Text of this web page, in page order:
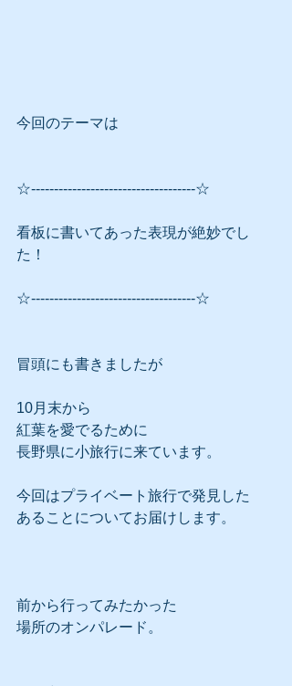
今回のテーマは
☆------------------------------------☆
看板に書いてあった表現が絶妙でし
た！
☆------------------------------------☆
冒頭にも書きましたが
10月末から
紅葉を愛でるために
長野県に小旅行に来ています。
今回はプライベート旅行で発見した
あることについてお届けします。
前から行ってみたかった
場所のオンパレード。